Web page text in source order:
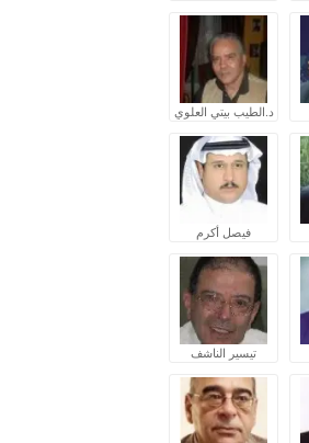
د.الطيب بيتي العلوي
فيصل أكرم
تيسير الناشف